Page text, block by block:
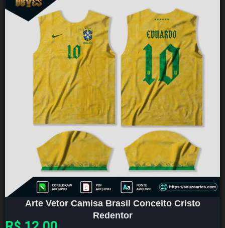
Arte Vetor Camisa Brasil Conceito Cristo
Redentor